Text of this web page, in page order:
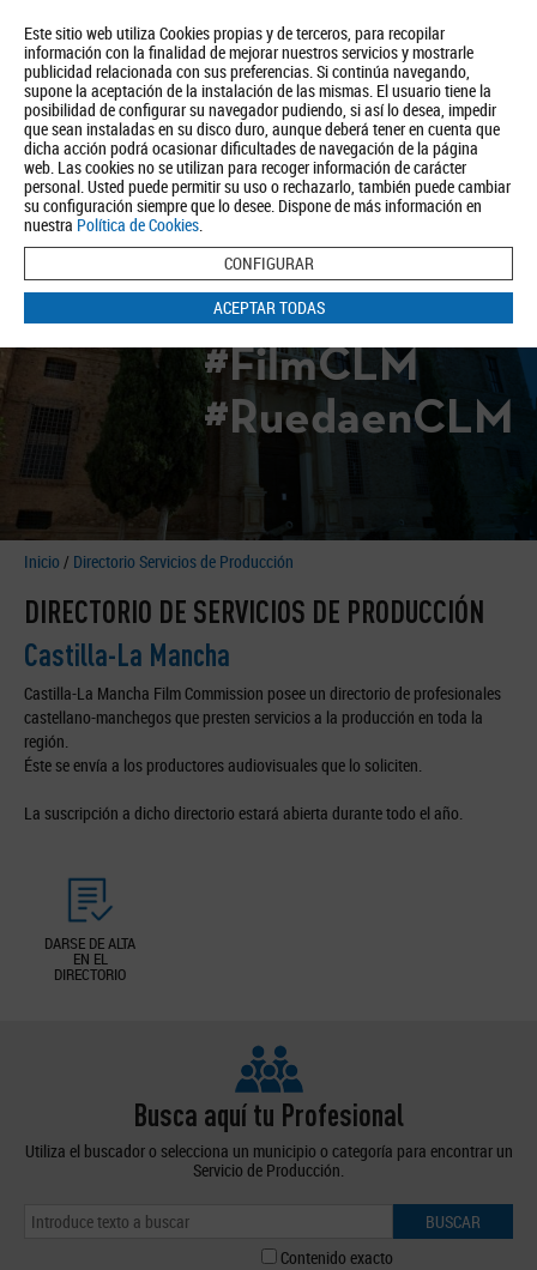
Este sitio web utiliza Cookies propias y de terceros, para recopilar
información con la finalidad de mejorar nuestros servicios y mostrarle
publicidad relacionada con sus preferencias. Si continúa navegando,
supone la aceptación de la instalación de las mismas. El usuario tiene la
posibilidad de configurar su navegador pudiendo, si así lo desea, impedir
que sean instaladas en su disco duro, aunque deberá tener en cuenta que
dicha acción podrá ocasionar dificultades de navegación de la página
web. Las cookies no se utilizan para recoger información de carácter
personal. Usted puede permitir su uso o rechazarlo, también puede cambiar
su configuración siempre que lo desee. Dispone de más información en
nuestra Política de Cookies.
CONFIGURAR
ACEPTAR TODAS
Quiénes somos Turismo Política de Privacidad Aviso Legal
Política de Cookies
BUSCAR
#FilmCLM
#RuedaenCLM
Inicio / Directorio Servicios de Producción
DIRECTORIO DE SERVICIOS DE PRODUCCIÓN
Castilla-La Mancha
Castilla-La Mancha Film Commission posee un directorio de profesionales
castellano-manchegos que presten servicios a la producción en toda la
región.
Éste se envía a los productores audiovisuales que lo soliciten.
La suscripción a dicho directorio estará abierta durante todo el año.
DARSE DE ALTA
EN EL
DIRECTORIO
Busca aquí tu Profesional
Utiliza el buscador o selecciona un municipio o categoría para encontrar un
Servicio de Producción.
BUSCAR
Contenido exacto